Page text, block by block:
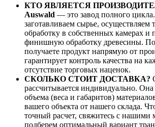
КТО ЯВЛЯЕТСЯ
Auswald — это завод полного
заготавливаем сырье, осуществляем
обработку в собственных камерах и
финишную обработку древесины.
получаете продукт напрямую от
гарантирует контроль качества на
отсутствие торговых наценок.
СКОЛЬКО СТОИТ ДОСТАВКА?
рассчитывается индивидуально.
объема (веса и габаритов)
вашего объекта от нашего склада.
точный расчет, свяжитесь с
подберем оптимальный вариант